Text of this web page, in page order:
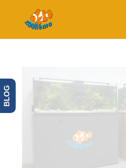
BLOG